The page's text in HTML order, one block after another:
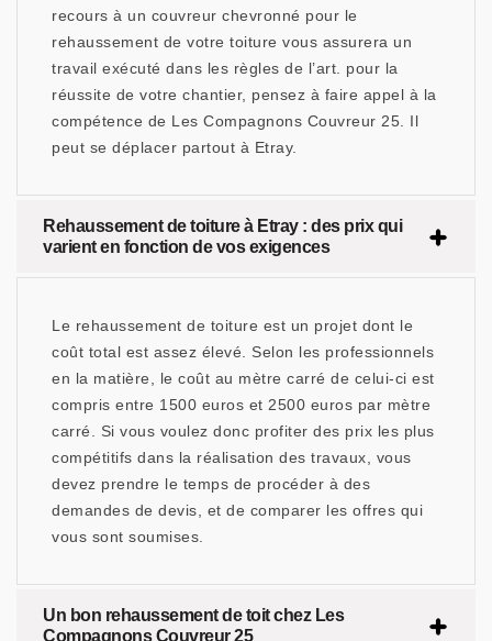
recours à un couvreur chevronné pour le
rehaussement de votre toiture vous assurera un
travail exécuté dans les règles de l’art. pour la
réussite de votre chantier, pensez à faire appel à la
compétence de Les Compagnons Couvreur 25. Il
peut se déplacer partout à Etray.
Rehaussement de toiture à Etray : des prix qui
varient en fonction de vos exigences
Le rehaussement de toiture est un projet dont le
coût total est assez élevé. Selon les professionnels
en la matière, le coût au mètre carré de celui-ci est
compris entre 1500 euros et 2500 euros par mètre
carré. Si vous voulez donc profiter des prix les plus
compétitifs dans la réalisation des travaux, vous
devez prendre le temps de procéder à des
demandes de devis, et de comparer les offres qui
vous sont soumises.
Un bon rehaussement de toit chez Les
Compagnons Couvreur 25